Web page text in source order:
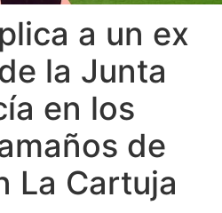
a un ex
la Junta
en los
de
La Cartuja